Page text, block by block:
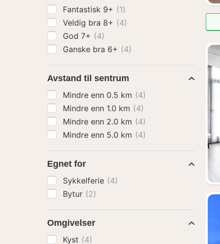
Fantastisk 9+ (1)
Veldig bra 8+ (4)
God 7+ (4)
Ganske bra 6+ (4)
Avstand til sentrum
Mindre enn 0.5 km (4)
Mindre enn 1.0 km (4)
Mindre enn 2.0 km (4)
Mindre enn 5.0 km (4)
Egnet for
Sykkelferie (4)
Bytur (2)
Omgivelser
Kyst (4)